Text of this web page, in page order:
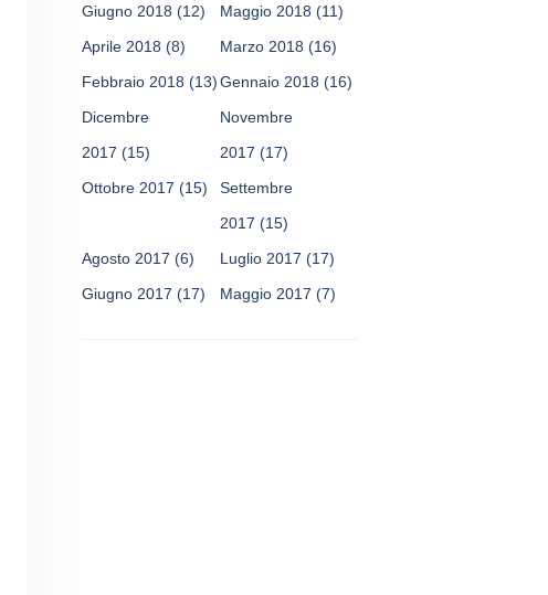
Giugno 2018 (12) Maggio 2018 (11)
Aprile 2018 (8) Marzo 2018 (16)
Febbraio 2018 (13)Gennaio 2018 (16)
Dicembre
2017 (15)
Novembre
2017 (17)
Ottobre 2017 (15)
Settembre
2017 (15)
Agosto 2017 (6) Luglio 2017 (17)
Giugno 2017 (17) Maggio 2017 (7)